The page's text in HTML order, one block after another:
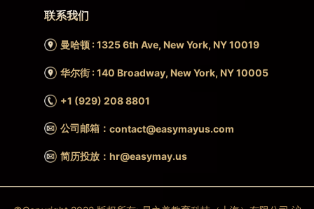
联系我们
曼哈顿 : 1325 6th Ave, New York, NY 10019
华尔街 : 140 Broadway, New York, NY 10005
+1 (929) 208 8801
公司邮箱：contact@easymayus.com
简历投放：hr@easymay.us